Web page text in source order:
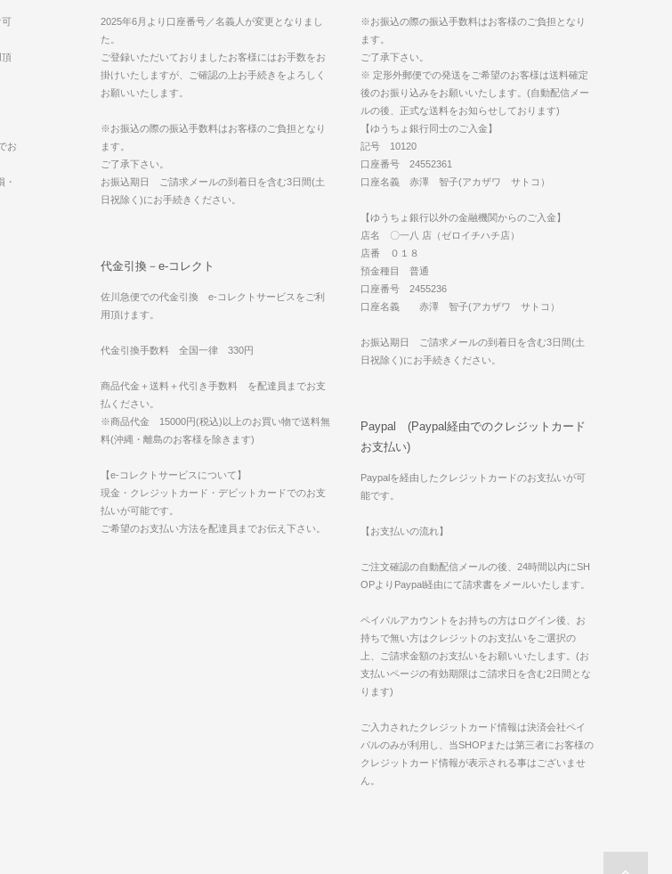
お
・
2025年6月より口座番号／名義人が変更となりまし
た。
ご登録いただいておりましたお客様にはお手数をお
掛けいたしますが、ご確認の上お手続きをよろしく
お願いいたします。
※お振込の際の振込手数料はお客様のご負担となり
ます。
ご了承下さい。
お振込期日 ご請求メールの到着日を含む3日間(土
日祝除く)にお手続きください。
※お振込の際の振込手数料はお客様のご負担となり
ます。
ご了承下さい。
※ 定形外郵便での発送をご希望のお客様は送料確定
後のお振り込みをお願いいたします。(自動配信メー
ルの後、正式な送料をお知らせしております)
【ゆうちょ銀行同士のご入金】
記号 10120
口座番号 24552361
口座名義 赤澤 智子(アカザワ サトコ）
【ゆうちょ銀行以外の金融機関からのご入金】
店名 〇一八 店（ゼロイチハチ店）
店番 ０１８
預金種目 普通
口座番号 2455236
口座名義 赤澤 智子(アカザワ サトコ）
お振込期日 ご請求メールの到着日を含む3日間(土
日祝除く)にお手続きください。
代金引換－e-コレクト
佐川急便での代金引換 e-コレクトサービスをご利
用頂けます。
代金引換手数料 全国一律 330円
商品代金＋送料＋代引き手数料 を配達員までお支
払ください。
※商品代金 15000円(税込)以上のお買い物で送料無
料(沖縄・離島のお客様を除きます)
【e-コレクトサービスについて】
現金・クレジットカード・デビットカードでのお支
払いが可能です。
ご希望のお支払い方法を配達員までお伝え下さい。
Paypal (Paypal経由でのクレジットカード
お支払い)
Paypalを経由したクレジットカードのお支払いが可
能です。
【お支払いの流れ】
ご注文確認の自動配信メールの後、24時間以内にSH
OPよりPaypal経由にて請求書をメールいたします。
ペイパルアカウントをお持ちの方はログイン後、お
持ちで無い方はクレジットのお支払いをご選択の
上、ご請求金額のお支払いをお願いいたします。(お
支払いページの有効期限はご請求日を含む2日間とな
ります)
ご入力されたクレジットカード情報は決済会社ペイ
パルのみが利用し、当SHOPまたは第三者にお客様の
クレジットカード情報が表示される事はございませ
ん。